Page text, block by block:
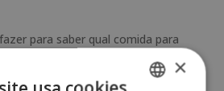
para saber qual comida para
é ler os rótulos das embalagens
alimentos compõem o produto.×